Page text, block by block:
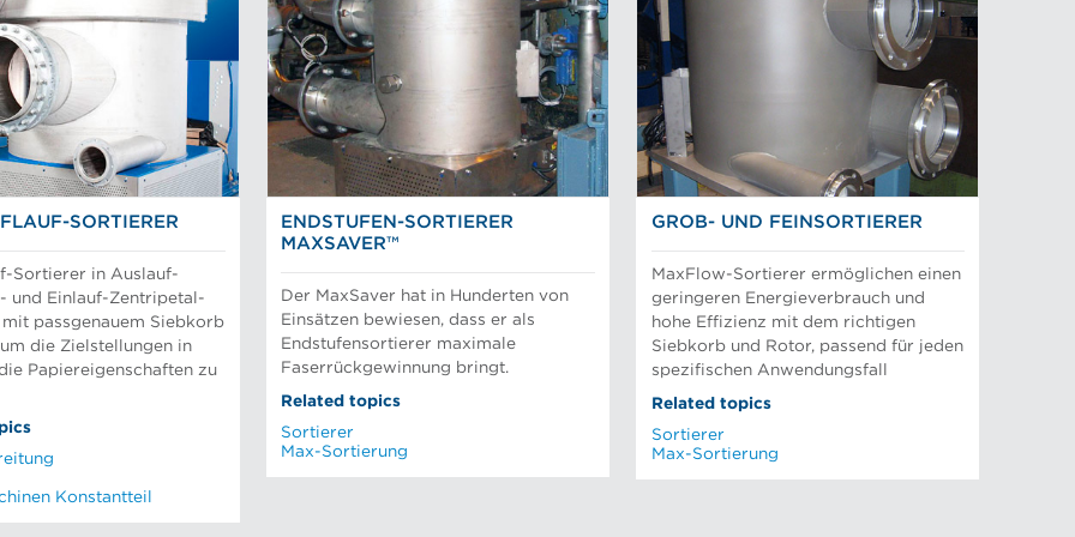
SORTIERER
Sortierer in Auslauf-
und Einlauf-Zentripetal-
passgenauem Siebkorb
die Zielstellungen in
Papiereigenschaften zu
Konstantteil
ENDSTUFEN-SORTIERER
MAXSAVER™
Der MaxSaver hat in Hunderten von
Einsätzen bewiesen, dass er als
Endstufensortierer maximale
Faserrückgewinnung bringt.
Related topics
Sortierer
Max-Sortierung
GROB- UND FEINSORTIERER
MaxFlow-Sortierer ermöglichen einen
geringeren Energieverbrauch und
hohe Effizienz mit dem richtigen
Siebkorb und Rotor, passend für jeden
spezifischen Anwendungsfall
Related topics
Sortierer
Max-Sortierung